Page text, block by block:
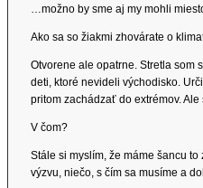
…možno by sme aj my mohli
Ako sa so žiakmi zhovárate o
Otvorene ale opatrne. Stretla som
deti, ktoré nevideli východisko.
pritom zachádzať do extrémov. Ale
V čom?
Stále si myslím, že máme šancu
výzvu, niečo, s čím sa musíme a